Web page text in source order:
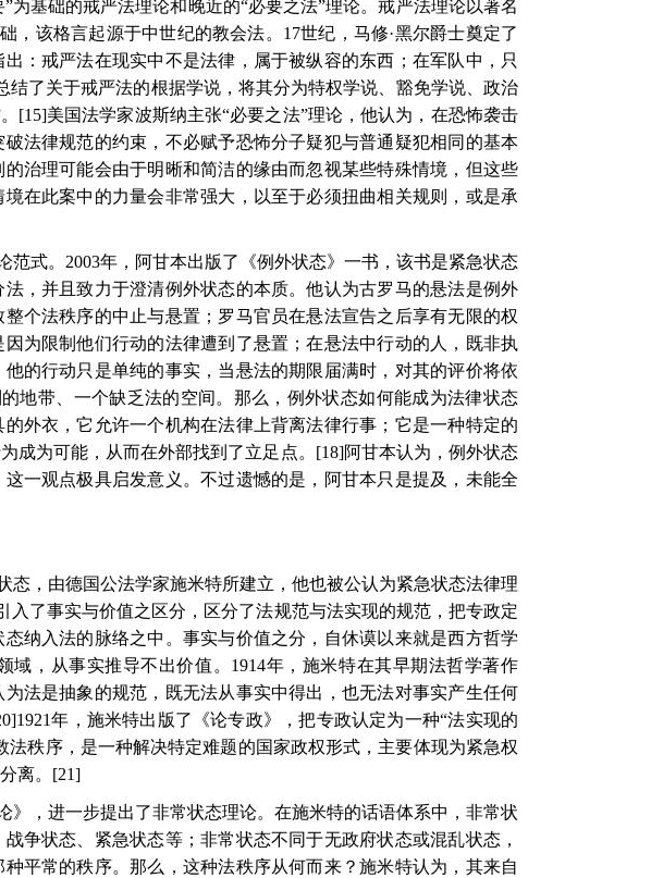
基础的戒严法理论和晚近的“必要之法”理论。戒严法理论以著名
，该格言起源于中世纪的教会法。 17世纪，马修·黑尔爵士奠定了
：戒严法在现实中不是法律，属于被纵容的东西；在军队中，只
结了关于戒严法的根据学说，将其分为特权学说、豁免学说、政治
[15]美国法学家波斯纳主张“必要之法”理论，他认为，在恐怖袭击
法律规范的约束，不必赋予恐怖分子疑犯与普通疑犯相同的基本
治理可能会由于明晰和简洁的缘由而忽视某些特殊情境，但这些
在此案中的力量会非常强大，以至于必须扭曲相关规则，或是承
范式。 2003年，阿甘本出版了《例外状态》一书，该书是紧急状态
，并且致力于澄清例外状态的本质。他认为古罗马的悬法是例外
个法秩序的中止与悬置；罗马官员在悬法宣告之后享有无限的权
为限制他们行动的法律遭到了悬置；在悬法中行动的人，既非执
的行动只是单纯的事实，当悬法的期限届满时，对其的评价将依
地带、一个缺乏法的空间。那么，例外状态如何能成为法律状态
外衣，它允许一个机构在法律上背离法律行事；它是一种特定的
成为可能，从而在外部找到了立足点。 [18]阿甘本认为，例外状态
一观点极具启发意义。不过遗憾的是，阿甘本只是提及，未能全
，由德国公法学家施米特所建立，他也被公认为紧急状态法律理
入了事实与价值之区分，区分了法规范与法实现的规范，把专政定
纳入法的脉络之中。事实与价值之分，自休谟以来就是西方哲学
域，从事实推导不出价值。 1914年，施米特在其早期法哲学著作
法是抽象的规范，既无法从事实中得出，也无法对事实产生任何
年，施米特出版了《论专政》，把专政认定为一种“法实现的
秩序，是一种解决特定难题的国家政权形式，主要体现为紧急权
离。 [21]
》，进一步提出了非常状态理论。在施米特的话语体系中，非常状
争状态、紧急状态等；非常状态不同于无政府状态或混乱状态，
平常的秩序。那么，这种法秩序从何而来？施米特认为，其来自